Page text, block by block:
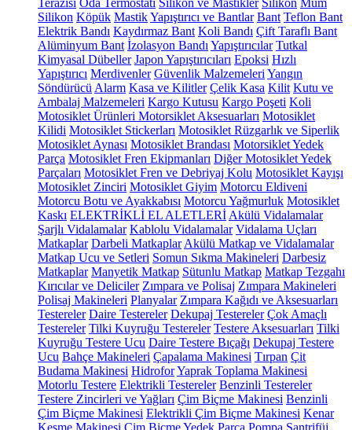
Terazisi Oda Termostatı Silikon ve Mastikler Silikon Mum
Silikon Köpük MastikYapıştırıcı ve Bantlar Bant Teflon Bant
Elektrik Bandı Kaydırmaz Bant Koli Bandı Çift Taraflı Bant
Alüminyum Bant İzolasyon Bandı Yapıştırıcılar Tutkal
Kimyasal Dübeller Japon Yapıştırıcıları Epoksi Hızlı
Yapıştırıcı Merdivenler Güvenlik Malzemeleri Yangın
Söndürücü Alarm Kasa ve Kilitler Çelik Kasa Kilit Kutu ve
Ambalaj Malzemeleri Kargo Kutusu Kargo Poşeti Koli
Motosiklet Ürünleri Motorsiklet Aksesuarları Motosiklet
Kilidi Motosiklet Stickerları Motosiklet Rüzgarlık ve Siperlik
Motosiklet Aynası Motosiklet Brandası Motorsiklet Yedek
Parça Motosiklet Fren Ekipmanları Diğer Motosiklet Yedek
Parçaları Motosiklet Fren ve Debriyaj Kolu Motosiklet Kayışı
Motosiklet Zinciri Motosiklet Giyim Motorcu Eldiveni
Motorcu Botu ve Ayakkabısı Motorcu Yağmurluk Motosiklet
Kaskı ELEKTRİKLİ EL ALETLERİ Akülü Vidalamalar
Şarjlı Vidalamalar Kablolu Vidalamalar Vidalama Uçları
Matkaplar Darbeli Matkaplar Akülü Matkap ve Vidalamalar
Matkap Ucu ve Setleri Somun Sıkma Makineleri Darbesiz
Matkaplar Manyetik Matkap Sütunlu Matkap Matkap Tezgahı
Kırıcılar ve Deliciler Zımpara ve Polisaj Zımpara Makineleri
Polisaj Makineleri Planyalar Zımpara Kağıdı ve Aksesuarları
Testereler Daire Testereler Dekupaj Testereler Çok Amaçlı
Testereler Tilki Kuyruğu Testereler Testere Aksesuarları Tilki
Kuyruğu Testere Ucu Daire Testere Bıçağı Dekupaj Testere
Ucu Bahçe Makineleri Çapalama Makinesi Tırpan Çit
Budama Makinesi HidroforYaprak Toplama Makinesi
Motorlu Testere Elektrikli Testereler Benzinli Testereler
Testere Zincirleri ve Yağları Çim Biçme Makinesi Benzinli
Çim Biçme Makinesi Elektrikli Çim Biçme Makinesi Kenar
Kesme Makinesi Çim Biçme Yedek Parça Pompa Santrifüj